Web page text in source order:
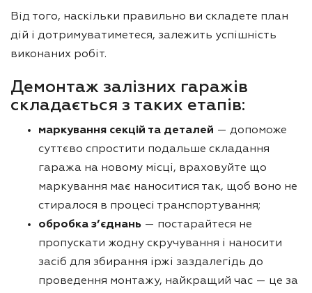
Від того, наскільки правильно ви складете план
дій і дотримуватиметеся, залежить успішність
виконаних робіт.
Демонтаж залізних гаражів
складається з таких етапів:
маркування секцій та деталей — допоможе
суттєво спростити подальше складання
гаража на новому місці, враховуйте що
маркування має наноситися так, щоб воно не
стиралося в процесі транспортування;
обробка з’єднань — постарайтеся не
пропускати жодну скручування і наносити
засіб для збирання іржі заздалегідь до
проведення монтажу, найкращий час — це за